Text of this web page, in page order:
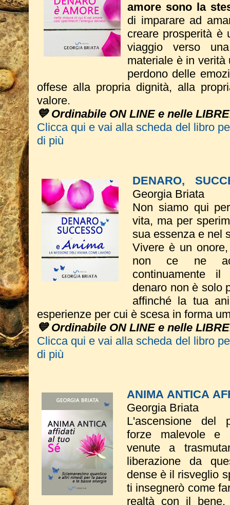
amore sono la
di imparare ad
creare prosperità è
viaggio verso
materiale è in verità
perdono delle
offese alla propria dignità, alla
valore.
💙 Ordinabile ON LINE e nelle
Clicca qui e vai alla scheda del libro
di più
DENARO,
Georgia Briata
Non siamo qui
vita, ma per
sua essenza e nel
Vivere è un
non ce ne
continuamente
denaro non è solo
affinché la tua
esperienze per cui è scesa in forma
💙 Ordinabile ON LINE e nelle
Clicca qui e vai alla scheda del libro
di più
ANIMA ANTICA
Georgia Briata
L'ascensione del
forze malevole e
venute a
liberazione da
dense è il risveglio
ti insegnerò come
realtà con il